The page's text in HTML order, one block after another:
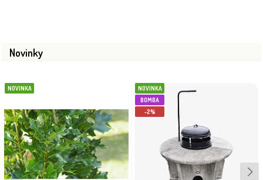
Novinky
NOVINKA
NOVINKA
BOMBA
-2%